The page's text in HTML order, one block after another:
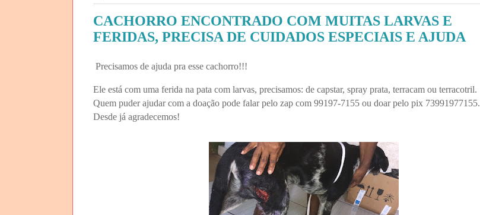
CACHORRO ENCONTRADO COM MUITAS LARVAS E
FERIDAS, PRECISA DE CUIDADOS ESPECIAIS E AJUDA
Precisamos de ajuda pra esse cachorro!!!
Ele está com uma ferida na pata com larvas, precisamos: de capstar, spray prata, terracam ou terracotril.
Quem puder ajudar com a doação pode falar pelo zap com 99197-7155 ou doar pelo pix 73991977155.
Desde já agradecemos!